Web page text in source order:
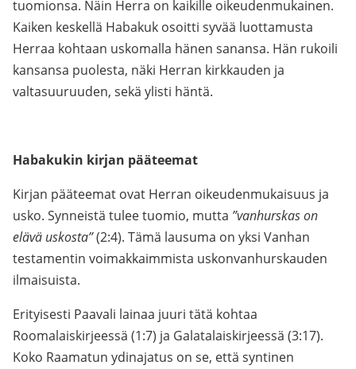
tuomionsa. Näin Herra on kaikille oikeudenmukainen.
Kaiken keskellä Habakuk osoitti syvää luottamusta
Herraa kohtaan uskomalla hänen sanansa. Hän rukoili
kansansa puolesta, näki Herran kirkkauden ja
valtasuuruuden, sekä ylisti häntä.
Habakukin kirjan pääteemat
Kirjan pääteemat ovat Herran oikeudenmukaisuus ja
usko. Synneistä tulee tuomio, mutta ”vanhurskas on
elävä uskosta”(2:4). Tämä lausuma on yksi Vanhan
testamentin voimakkaimmista uskonvanhurskauden
ilmaisuista.
Erityisesti Paavali lainaa juuri tätä kohtaa
Roomalaiskirjeessä (1:7) ja Galatalaiskirjeessä (3:17).
Koko Raamatun ydinajatus on se, että syntinen